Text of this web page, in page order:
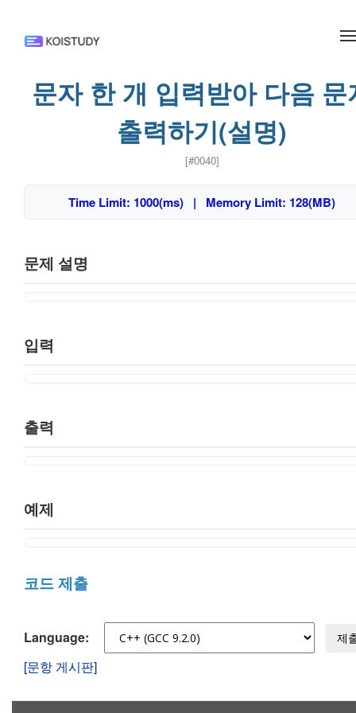
문자 한 개 입력받아 다음 문
출력하기(설명)
[#0040]
Time Limit: 1000(ms) | Memory Limit: 128(MB)
문제 설명
입력
출력
예제
코드 제출
Language: 제
[문항 게시판]